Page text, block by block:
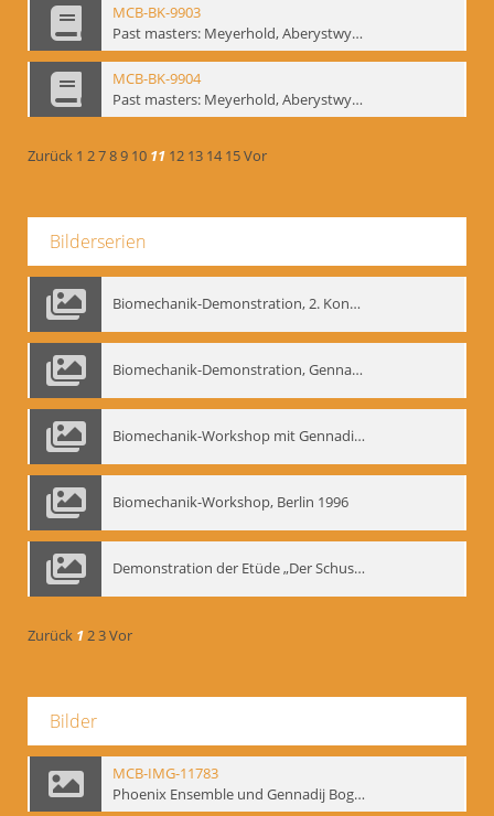
MCB-BK-9903
Past masters: Meyerhold, Aberystwyth, 27.-29.10.1995 - interne Signatur: BM-prt-94-3
MCB-BK-9904
Past masters: Meyerhold, Aberystwyth, 27.-29.10.1995 - interne Signatur: BM-prt-94-4
Zurück 1 2789 10 11 12 13 14 15Vor
Bilderserien
Biomechanik-Demonstration, 2. Kongress der EMF, Mai 1995
Biomechanik-Demonstration, Gennadij Bogdanow im Berliner Ensemble, 04.10.1991
Biomechanik-Workshop mit Gennadij Nikolajewitsch Bogdanow im Mime Centrum Berlin, 1991
Biomechanik-Workshop, Berlin 1996
Demonstration der Etüde „Der Schuss mit dem Bogen“ durch Gennadij Nikolajewitsch Bogdanow, Berlin 1991
Zurück 123Vor
Bilder
MCB-IMG-11783
Phoenix Ensemble und Gennadij Bogdanow; BM-img-105-9